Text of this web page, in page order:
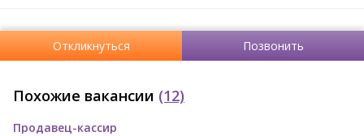
Откликнуться Позвонить
Похожие вакансии (12)
Продавец-кассир